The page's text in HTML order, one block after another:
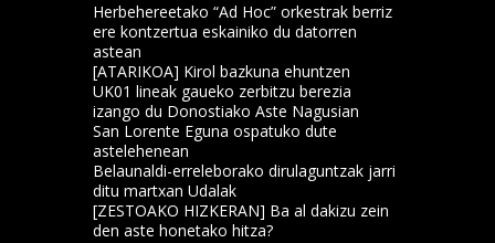
Herbehereetako “Ad Hoc” orkestrak berriz
ere kontzertua eskainiko du datorren
astean
[ATARIKOA] Kirol bazkuna ehuntzen
UK01 lineak gaueko zerbitzu berezia
izango du Donostiako Aste Nagusian
San Lorente Eguna ospatuko dute
astelehenean
Belaunaldi-erreleborako dirulaguntzak jarri
ditu martxan Udalak
[ZESTOAKO HIZKERAN] Ba al dakizu zein
den aste honetako hitza?